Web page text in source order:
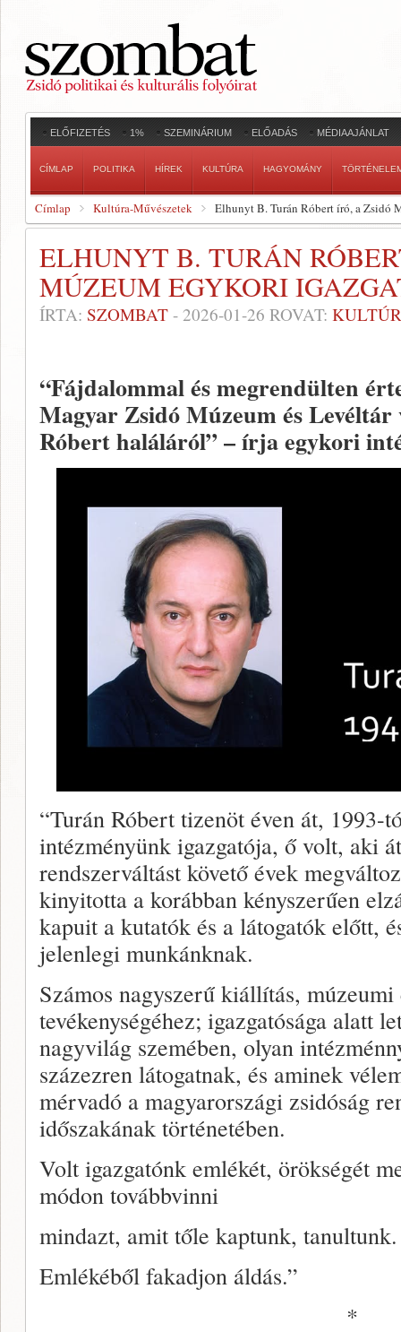
ELŐFIZETÉS 1% SZEMINÁRIUM ELŐADÁS MÉDIAAJÁNLAT
CÍMLAP POLITIKA HÍREK KULTÚRA HAGYOMÁNY
Címlap Kultúra-Művészetek Elhunyt B. Turán Róbert író, a Zsidó
ELHUNYT B. TURÁN
MÚZEUM EGYKORI
ÍRTA: SZOMBAT - 2026-01-26 ROVAT:
“Fájdalommal és megrendülten
Magyar Zsidó Múzeum és
Róbert haláláról” – írja egykori
“Turán Róbert tizenöt éven át, 1993-
intézményünk igazgatója, ő volt, aki
rendszerváltást követő évek
kinyitotta a korábban kényszerűen
kapuit a kutatók és a látogatók előtt,
jelenlegi munkánknak.
Számos nagyszerű kiállítás,
tevékenységéhez; igazgatósága alatt
nagyvilág szemében, olyan
százezren látogatnak, és aminek
mérvadó a magyarországi zsidóság
időszakának történetében.
Volt igazgatónk emlékét, örökségét
módon továbbvinni
mindazt, amit tőle kaptunk, tanultunk.
Emlékéből fakadjon áldás.”
*